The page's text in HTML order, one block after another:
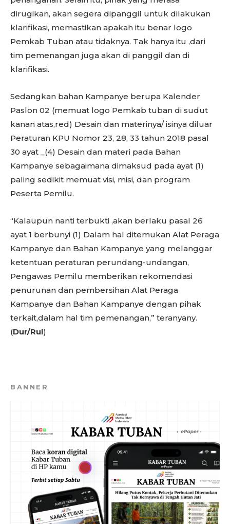
dirugikan, akan segera dipanggil untuk dilakukan
klarifikasi, memastikan apakah itu benar logo
Pemkab Tuban atau tidaknya. Tak hanya itu ,dari
tim pemenangan juga akan di panggil dan di
klarifikasi.
Sedangkan bahan Kampanye berupa Kalender
Paslon 02 (memuat logo Pemkab tuban di sudut
kanan atas,red) Desain dan materinya/ isinya diluar
Peraturan KPU Nomor 23, 28, 33 tahun 2018 pasal
30 ayat _(4) Desain dan materi pada Bahan
Kampanye sebagaimana dimaksud pada ayat (1)
paling sedikit memuat visi, misi, dan program
Peserta Pemilu.
“Kalaupun nanti terbukti ,akan berlaku pasal 26
ayat 1 berbunyi (1) Dalam hal ditemukan Alat Peraga
Kampanye dan Bahan Kampanye yang melanggar
ketentuan peraturan perundang-undangan,
Pengawas Pemilu memberikan rekomendasi
penurunan dan pembersihan Alat Peraga
Kampanye dan Bahan Kampanye dengan pihak
terkait,dalam hal tim pemenangan,” teranyany.
(Dur/Rul)
BANNER